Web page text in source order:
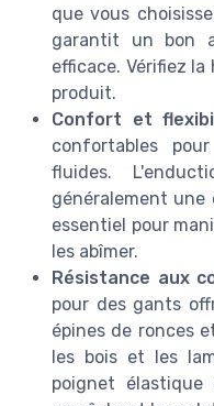
que vous
garantit un bon
efficace. Vérifiez
produit.
Confort et
confortables
fluides.
généralement
essentiel pour
les abîmer.
Résistance aux
pour des gants
épines de ronces
les bois et les
poignet